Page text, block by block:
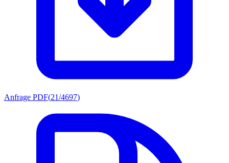
Anfrage PDF(21/4697)